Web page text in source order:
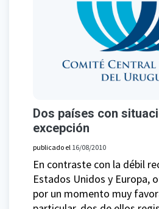
Dos países con
excepción
publicado el 16/08/2010
En contraste con la débil
Estados Unidos y Europa,
por un momento muy